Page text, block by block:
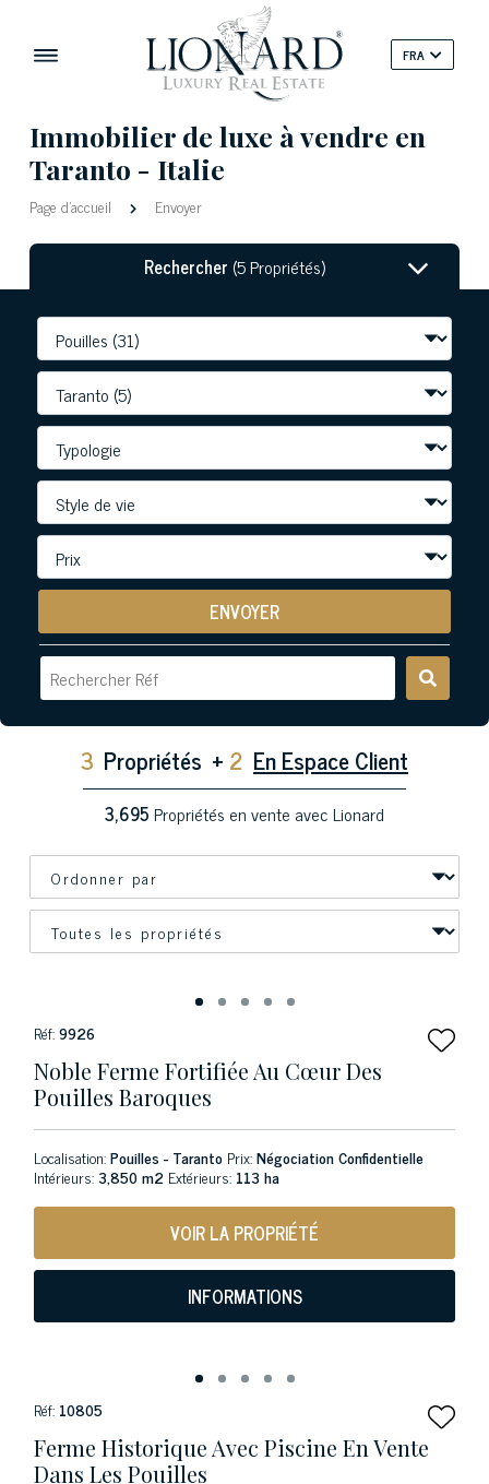
FRA
Immobilier de luxe à vendre en
Taranto - Italie
Page d'accueil Envoyer
Rechercher (5 Propriétés)
ENVOYER
3 Propriétés + 2 En Espace Client
3,695Propriétés en vente avec Lionard
Réf:9926
Noble Ferme Fortifiée Au Cœur Des
Pouilles Baroques
Localisation:Pouilles - Taranto Prix:Négociation Confidentielle
Intérieurs:3,850 m2 Extérieurs: 113 ha
VOIR LA PROPRIÉTÉ
INFORMATIONS
Réf: 10805
Ferme Historique Avec Piscine En Vente
Dans Les Pouilles